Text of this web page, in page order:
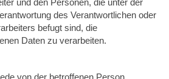
und den Personen, die unter der
des Verantwortlichen oder
befugt sind, die
Daten zu verarbeiten.
von der betroffenen Person